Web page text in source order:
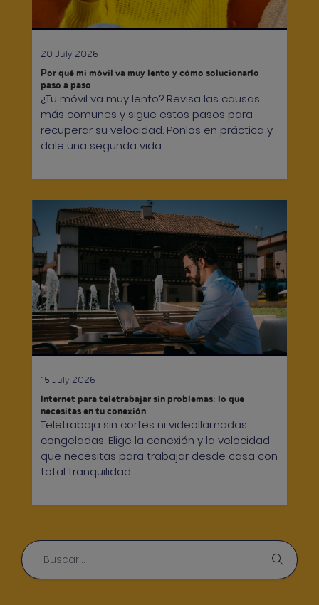
20 July 2026
Por qué mi móvil va muy lento y cómo solucionarlo
paso a paso
¿Tu móvil va muy lento? Revisa las causas
más comunes y sigue estos pasos para
recuperar su velocidad. Ponlos en práctica y
dale una segunda vida.
15 July 2026
Internet para teletrabajar sin problemas: lo que
necesitas en tu conexión
Teletrabaja sin cortes ni videollamadas
congeladas. Elige la conexión y la velocidad
que necesitas para trabajar desde casa con
total tranquilidad.